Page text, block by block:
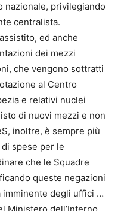
nazionale, privilegiando
centralista.
ed anche
dei mezzi
che vengono sottratti
al Centro
e relativi nuclei
di nuovi mezzi e non
inoltre, è sempre più
spese per le
che le Squadre
queste negazioni
imminente degli uffici …